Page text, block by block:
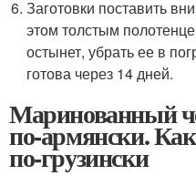
Заготовки поставить
этом толстым
остынет, убрать ее в
готова через 14 дней.
Маринованный
по-армянски.
по-грузински